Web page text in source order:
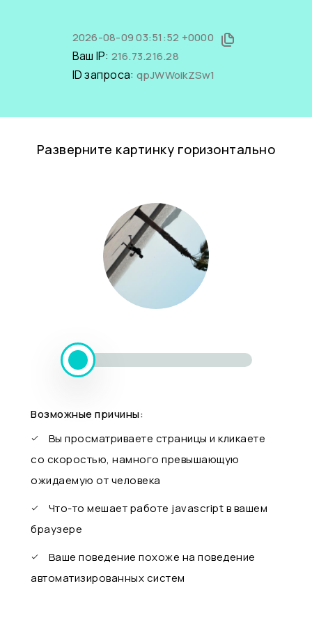
2026-08-09 03:51:52 +0000
Ваш IP: 216.73.216.28
ID запроса: qpJWWoikZSw1
Разверните картинку горизонтально
Возможные причины:
Вы просматриваете страницы и кликаете
со скоростью, намного превышающую
ожидаемую от человека
Что-то мешает работе javascript в вашем
браузере
Ваше поведение похоже на поведение
автоматизированных систем